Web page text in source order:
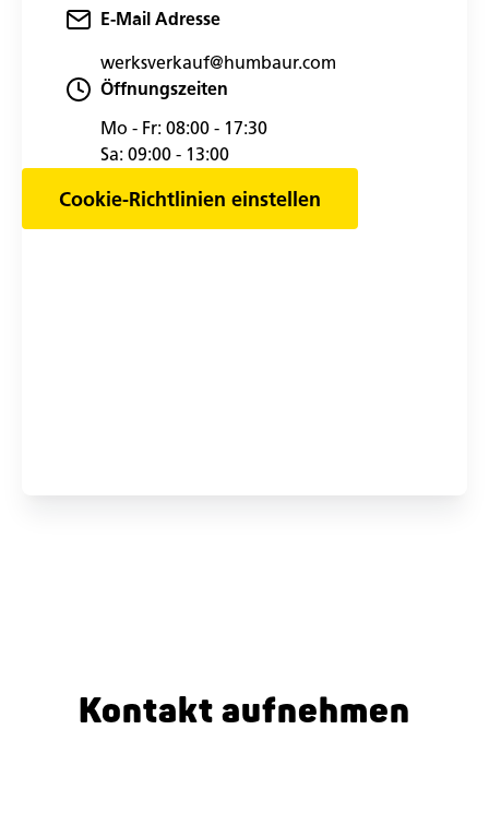
E-Mail Adresse
werksverkauf@humbaur.com
Öffnungszeiten
Mo - Fr: 08:00 - 17:30
Sa: 09:00 - 13:00
Cookie-Richtlinien einstellen
Kontakt aufnehmen